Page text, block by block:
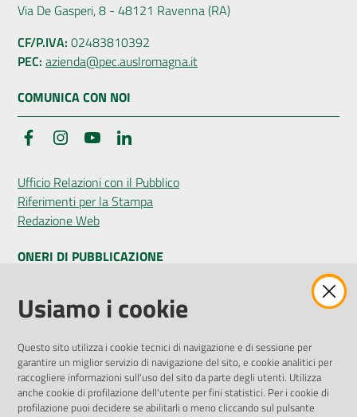
Via De Gasperi, 8 - 48121 Ravenna (RA)
CF/P.IVA: 02483810392
PEC: azienda@pec.auslromagna.it
COMUNICA CON NOI
FacebookInstagramYouTube
Ufficio Relazioni con il Pubblico
Riferimenti per la Stampa
Redazione Web
ONERI DI PUBBLICAZIONE
Amministrazione Trasparente
Pubblicità legale
Privacy Policy
Attuazione Misure PNRR
Liste di Attesa
Usiamo i cookie
Questo sito utilizza i cookie tecnici di navigazione e di sessione per
garantire un miglior servizio di navigazione del sito, e cookie analitici per
raccogliere informazioni sull'uso del sito da parte degli utenti. Utilizza
anche cookie di profilazione dell'utente per fini statistici. Per i cookie di
profilazione puoi decidere se abilitarli o meno cliccando sul pulsante